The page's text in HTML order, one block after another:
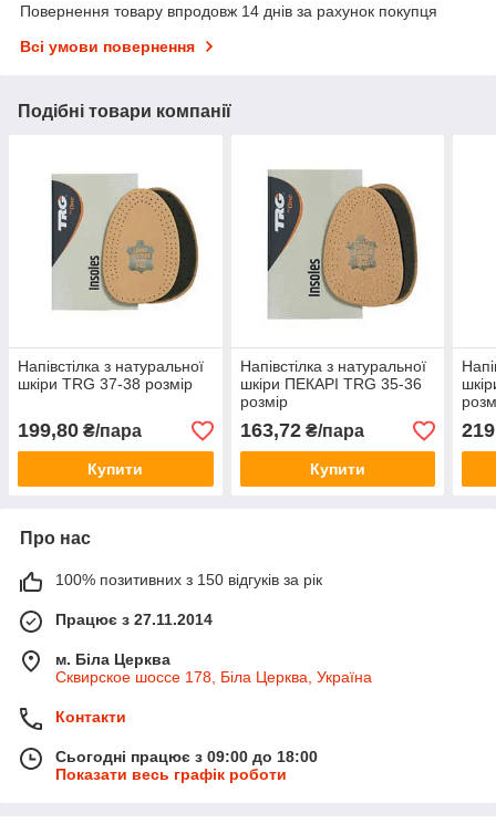
Повернення товару впродовж 14 днів за рахунок покупця
Всі умови повернення
Подібні товари компанії
Напівстілка з натуральної
шкіри TRG 37-38 розмір
199,80 ₴/пара
Купити
Напівстілка з натуральної
шкіри ПЕКАРІ TRG 35-36
розмір
163,72₴/пара
Купити
Про нас
100% позитивних з 150 відгуків за рік
Працює з 27.11.2014
м. Біла Церква
Сквирское шоссе 178, Біла Церква, Україна
Контакти
Сьогодні працює з 09:00 до 18:00
Показати весь графік роботи